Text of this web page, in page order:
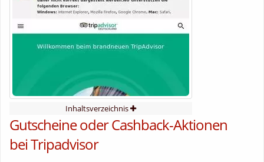
Inhaltsverzeichnis
Gutscheine oder Cashback-Aktionen
bei Tripadvisor